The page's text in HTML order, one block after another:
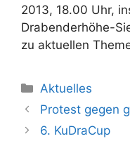
2013, 18.00 Uhr,
Drabenderhöhe-
zu aktuellen
Kategorien
Aktuelles
Protest gegen
6. KuDraCup